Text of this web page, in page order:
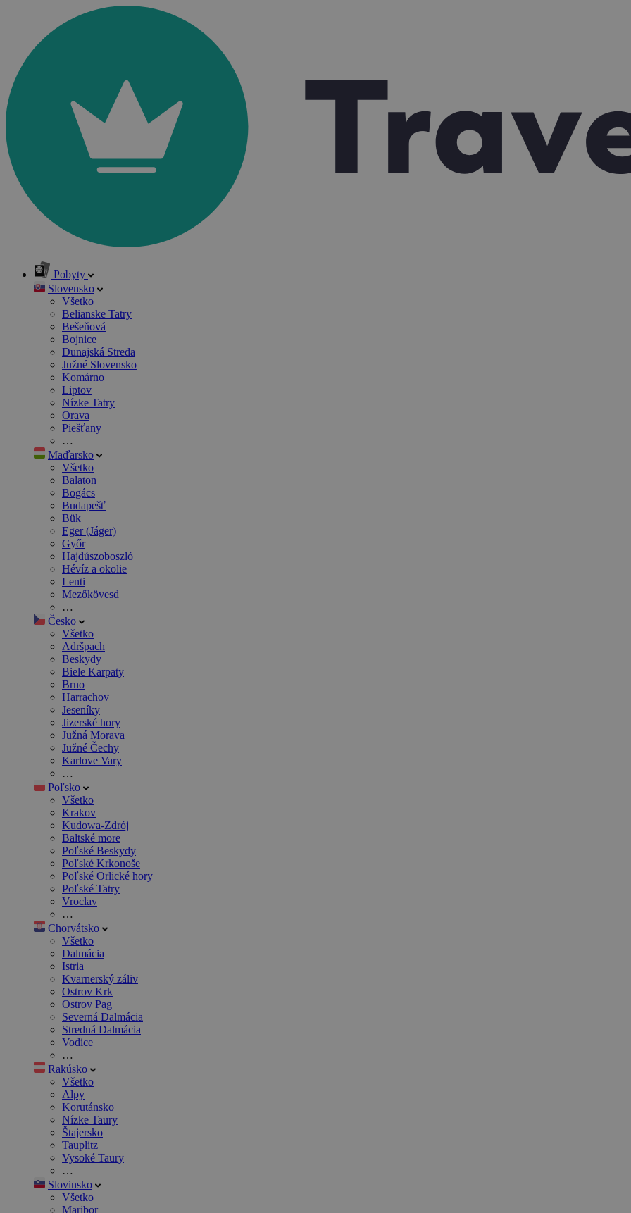
Pobyty
Slovensko
Všetko
Belianske Tatry
Bešeňová
Bojnice
Dunajská Streda
Južné Slovensko
Komárno
Liptov
Nízke Tatry
Orava
Piešťany
…
Maďarsko
Všetko
Balaton
Bogács
Budapešť
Bük
Eger (Jáger)
Győr
Hajdúszoboszló
Hévíz a okolie
Lenti
Mezőkövesd
…
Česko
Všetko
Adršpach
Beskydy
Biele Karpaty
Brno
Harrachov
Jeseníky
Jizerské hory
Južná Morava
Južné Čechy
Karlove Vary
…
Poľsko
Všetko
Krakov
Kudowa-Zdrój
Baltské more
Poľské Beskydy
Poľské Krkonoše
Poľské Orlické hory
Poľské Tatry
Vroclav
…
Chorvátsko
Všetko
Dalmácia
Istria
Kvarnerský záliv
Ostrov Krk
Ostrov Pag
Severná Dalmácia
Stredná Dalmácia
Vodice
…
Rakúsko
Všetko
Alpy
Korutánsko
Nízke Taury
Štajersko
Tauplitz
Vysoké Taury
…
Slovinsko
Všetko
Maribor